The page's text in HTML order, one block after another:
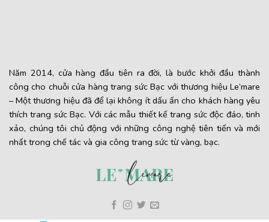
Năm 2014, cửa hàng đầu tiên ra đời, là bước khởi đầu thành
công cho chuỗi cửa hàng trang sức Bạc với thương hiệu Le’mare
– Một thương hiệu đã để lại không ít dấu ấn cho khách hàng yêu
thích trang sức Bạc. Với các mẫu thiết kế trang sức độc đáo, tinh
xảo, chúng tôi chủ động với những công nghệ tiên tiến và mới
nhất trong chế tác và gia công trang sức từ vàng, bạc.